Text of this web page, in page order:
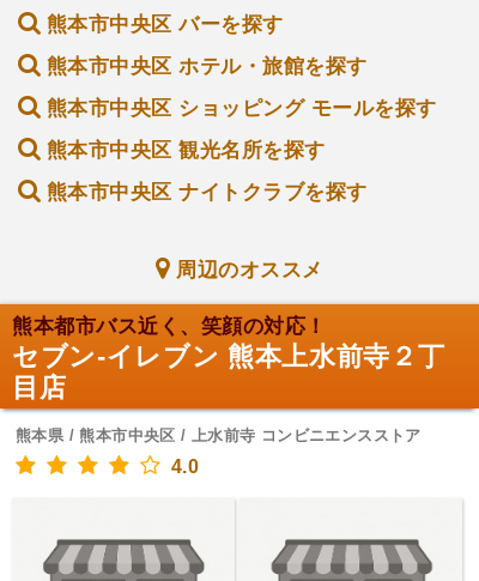
熊本市中央区 バーを探す
熊本市中央区 ホテル・旅館を探す
熊本市中央区 ショッピング モールを探す
熊本市中央区 観光名所を探す
熊本市中央区 ナイトクラブを探す
周辺のオススメ
熊本都市バス近く、笑顔の対応！
セブン-イレブン 熊本上水前寺２丁
目店
熊本県 / 熊本市中央区 / 上水前寺 コンビニエンスストア
4.0